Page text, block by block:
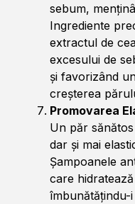
sebum,
Ingrediente
extractul de
excesului de
și favorizând
creșterea
Promovarea
Un păr
dar și mai
Șampoanele
care
îmbunătățindu-